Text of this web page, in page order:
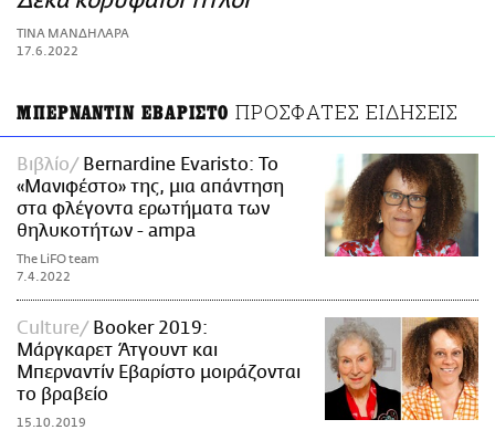
ΑΜΠΑ
PRINT
ΤΙΝΑ ΜΑΝΔΗΛΑΡΑ
17.6.2022
ΜΠΕΡΝΑΝΤΙΝ ΕΒΑΡΙΣΤΟ ΠΡΟΣΦΑΤΕΣ ΕΙΔΗΣΕΙΣ
Βιβλίο
Bernardine Evaristo: Το
«Μανιφέστο» της, μια απάντηση
στα φλέγοντα ερωτήματα των
θηλυκοτήτων - ampa
The LiFO team
7.4.2022
Culture
Booker 2019:
Μάργκαρετ Άτγουντ και
Μπερναντίν Εβαρίστο μοιράζονται
το βραβείο
15.10.2019